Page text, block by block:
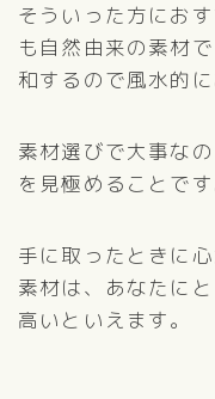
そういった方にお
も自然由来の素材
和するので風水的
素材選びで大事な
を見極めることです
手に取ったときに
素材は、あなたに
高いといえます。